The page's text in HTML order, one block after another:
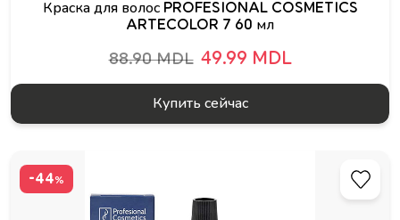
Краска для волос PROFESIONAL COSMETICS
ARTECOLOR 7 60 мл
88.90 MDL 49.99 MDL
Купить сейчас
-44%